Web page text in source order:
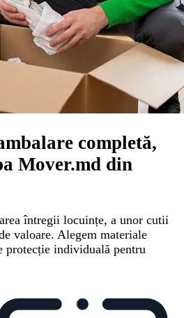
completă,
Mover.md din
întregii locuințe, a unor cutii
valoare. Alegem materiale
protecție individuală pentru